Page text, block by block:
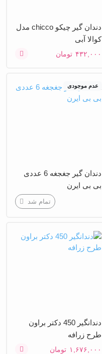
دندان گیر چیکو chicco مدل
کوالا آبی
۴۳۲,۰۰۰ تومان
عدم موجودی
دندان گیر جغجغه 6 عددی
بی بی ایرن
تمام شد
دندانگیر 450 دکتر براون
طرح زرافه
۱,۶۷۶,۰۰۰ تومان